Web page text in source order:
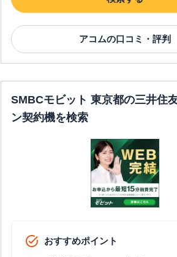
アコムの口コミ・評判
SMBCモビット 東京都の三井住
ン契約機を検索
おすすめポイント